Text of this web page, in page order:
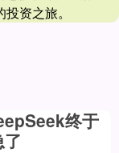
资之旅。
终于